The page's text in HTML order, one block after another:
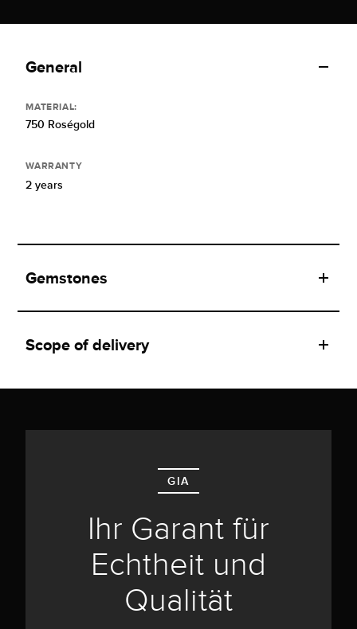
General
MATERIAL:
750 Roségold
WARRANTY
2 years
Gemstones
Scope of delivery
GIA
Ihr Garant für
Echtheit und
Qualität